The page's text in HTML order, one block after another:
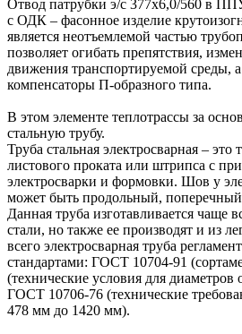
Отвод патрубки э/с 377х6,0/560 в
с ОДК – фасонное изделие
является неотъемлемой частью
позволяет огибать препятствия,
движения транспортируемой среды,
компенсаторы П-образного типа.
В этом элементе теплотрассы за
стальную трубу.
Труба стальная электросварная – это
листового проката или штрипса с
электросварки и формовки. Шов у
может быть продольный,
Данная труба изготавливается чаще
стали, но также ее производят и из
всего электросварная труба
стандартами: ГОСТ 10704-91
(технические условия для
ГОСТ 10706-76 (технические
478 мм до 1420 мм).